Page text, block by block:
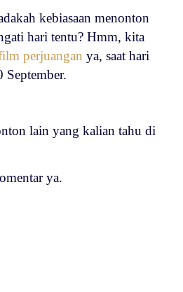
kebiasaan menonton
hari tentu? Hmm, kita
perjuangan ya, saat hari
September.
lain yang kalian tahu di
ya.